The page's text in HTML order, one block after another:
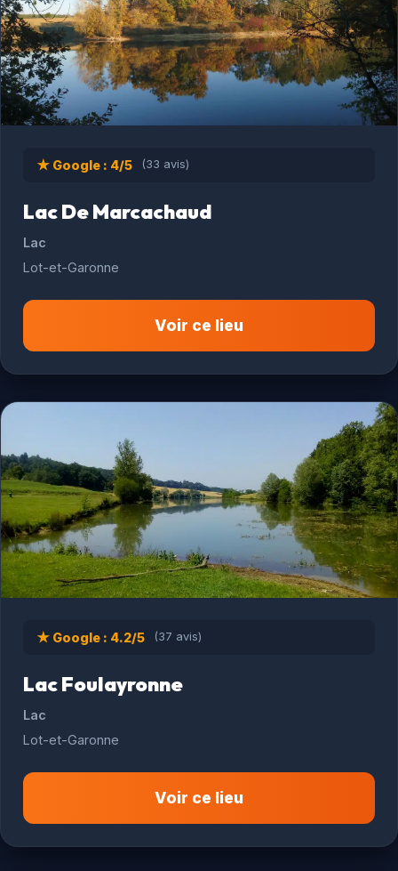
★ Google : 4/5 (33 avis)
Lac De Marcachaud
Lac
Lot-et-Garonne
Voir ce lieu
★ Google : 4.2/5 (37 avis)
Lac Foulayronne
Lac
Lot-et-Garonne
Voir ce lieu